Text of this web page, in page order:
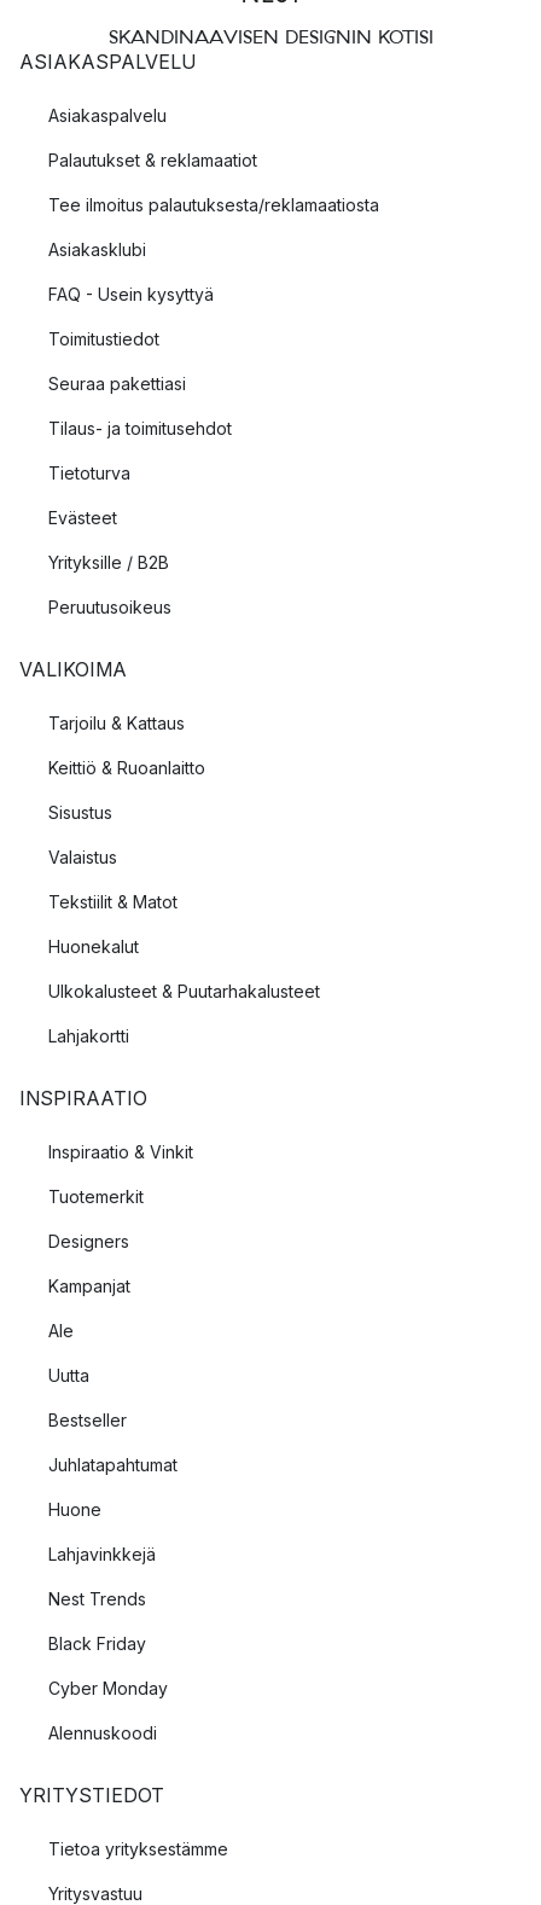
SKANDINAAVISEN DESIGNIN KOTISI
ASIAKASPALVELU
Asiakaspalvelu
Palautukset & reklamaatiot
Tee ilmoitus palautuksesta/reklamaatiosta
Asiakasklubi
FAQ - Usein kysyttyä
Toimitustiedot
Seuraa pakettiasi
Tilaus- ja toimitusehdot
Tietoturva
Evästeet
Yrityksille / B2B
Peruutusoikeus
VALIKOIMA
Tarjoilu & Kattaus
Keittiö & Ruoanlaitto
Sisustus
Valaistus
Tekstiilit & Matot
Huonekalut
Ulkokalusteet & Puutarhakalusteet
Lahjakortti
INSPIRAATIO
Inspiraatio & Vinkit
Tuotemerkit
Designers
Kampanjat
Ale
Uutta
Bestseller
Juhlatapahtumat
Huone
Lahjavinkkejä
Nest Trends
Black Friday
Cyber Monday
Alennuskoodi
YRITYSTIEDOT
Tietoa yrityksestämme
Yritysvastuu